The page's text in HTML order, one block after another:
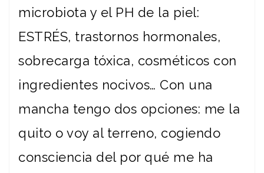
microbiota y el PH de la piel:
ESTRÉS, trastornos hormonales,
sobrecarga tóxica, cosméticos con
ingredientes nocivos… Con una
mancha tengo dos opciones: me la
quito o voy al terreno, cogiendo
consciencia del por qué me ha